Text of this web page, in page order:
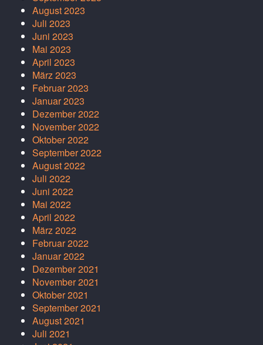
August 2023
Juli 2023
Juni 2023
Mai 2023
April 2023
März 2023
Februar 2023
Januar 2023
Dezember 2022
November 2022
Oktober 2022
September 2022
August 2022
Juli 2022
Juni 2022
Mai 2022
April 2022
März 2022
Februar 2022
Januar 2022
Dezember 2021
November 2021
Oktober 2021
September 2021
August 2021
Juli 2021